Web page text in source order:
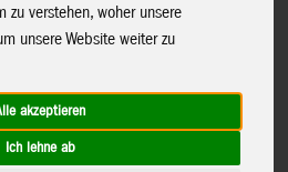
zu verstehen, woher unsere
unsere Website weiter zu
akzeptieren
Ich lehne ab